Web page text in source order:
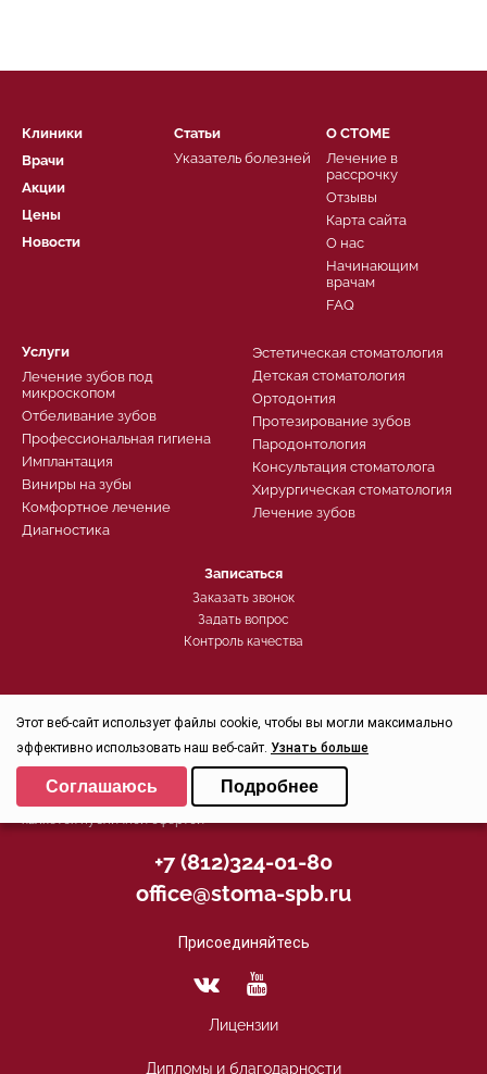
Клиники
Врачи
Акции
Цены
Новости
Услуги
Лечение зубов под
микроскопом
Отбеливание зубов
Профессиональная гигиена
Имплантация
Виниры на зубы
Комфортное лечение
Диагностика
Эстетическая стоматология
Детская стоматология
Ортодонтия
Протезирование зубов
Пародонтология
Консультация стоматолога
Хирургическая стоматология
Лечение зубов
О СТОМЕ
Лечение в
рассрочку
Отзывы
Карта сайта
О нас
Начинающим
врачам
FAQ
Статьи
Указатель болезней
Записаться
Заказать звонок
Задать вопрос
Контроль качества
© 2026, Группа компаний СТОМА™ - Стоматология в Санкт-
Петербурге для детей и взрослых
Свидетельство на товарный знак (знак обслуживания) №250906
действует до 30.07.2032г. Все права защищены. При перепечатке
материалов ссылка на сайт обязательна. Информация на сайте не
+7 (812)324-01-80
office@stoma-spb.ru
Присоединяйтесь
Лицензии
Дипломы и благодарности
Этот веб-сайт использует файлы cookie, чтобы вы могли максимально
эффективно использовать наш веб-сайт. Узнать больше
Выберите настройки cookie
Минимальные
Соглашаюсь Подробнее